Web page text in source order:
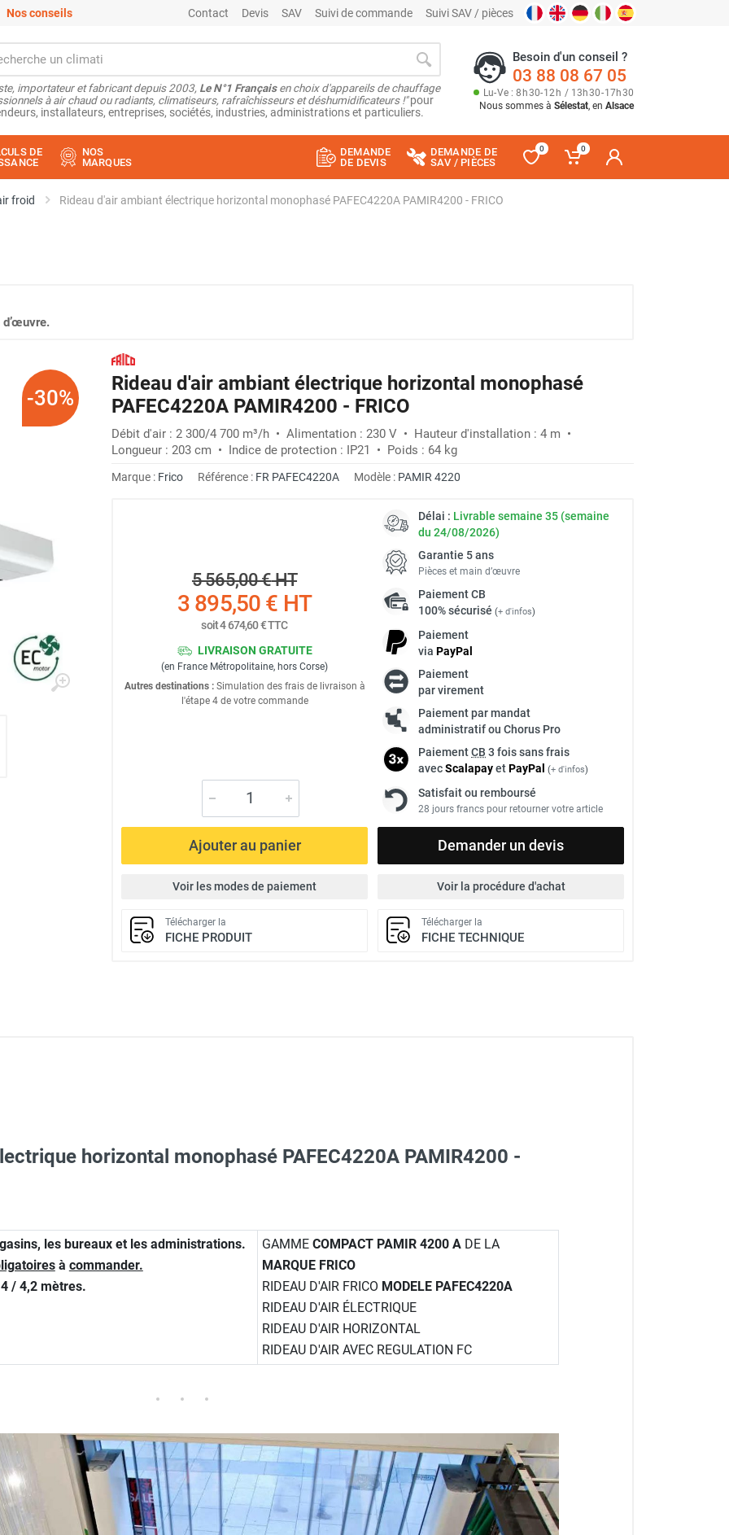
Nos conseils Contact Devis SAV Suivi de commande Suivi SAV / pièces
importateur et fabricant depuis 2003, Le N°1 Françaisen choix d'appareils de chauffage
à air chaud ou radiants, climatiseurs, rafraîchisseurs et déshumidificateurs !"pour
installateurs, entreprises, sociétés, industries, administrations et particuliers.
Besoin d'un conseil ?
03 88 08 67 05
Lu-Ve : 8h30-12h / 13h30-17h30
Nous sommes à Sélestat, en Alsace
DE
NOS
MARQUES
DEMANDE
DE DEVIS
DEMANDE DE
SAV / PIÈCES
0 0
froid Rideau d'air ambiant électrique horizontal monophasé PAFEC4220A PAMIR4200 - FRICO
-30% -30%
Rideau d'air ambiant électrique horizontal monophasé
PAFEC4220A PAMIR4200 - FRICO
Débit d'air : 2 300/4 700 m³/h • Alimentation : 230 V • Hauteur d'installation : 4 m •
Longueur : 203 cm • Indice de protection : IP21 • Poids : 64 kg
Marque : Frico Référence : FR PAFEC4220A Modèle : PAMIR 4220
5 565,00 €HT
3 895,50 € HT
soit4 674,60 €TTC
LIVRAISON GRATUITE
(en France Métropolitaine, hors Corse)
Autres destinations :Simulation des frais de livraison à
l'étape 4 de votre commande
Délai : Livrable semaine 35 (semaine
du 24/08/2026)
Garantie 5 ans
Pièces et main d’œuvre
PaiementCB
100% sécurisé (+ d'infos)
Paiement
via PayPal
Paiement
par virement
Paiement par mandat
administratif ou Chorus Pro
PaiementCB 3 fois sans frais
avecScalapayetPayPal (+ d'infos)
Satisfait ou remboursé
28 jours francs pour retourner votre article
Ajouter au panier Demander un devis
Voir les modes de paiement Voir la procédure d'achat
Télécharger la
FICHE PRODUIT
Télécharger la
FICHE TECHNIQUE
- PA34WS20 - FRICO
GTC - FCBA - FRICO
ou pour installation verticale - FRICO
pour tiges filetées - PA34VD20 - FRICO
tête réglable - HUSQVARNA
XL - HUSQVARNA
horizontal monophasé PAFEC4220A PAMIR4200 -
les bureaux et les administrations.
à commander.
/ 4,2 mètres.
GAMME COMPACT PAMIR 4200 A DE LA
MARQUE FRICO
RIDEAU D'AIR FRICO MODELE PAFEC4220A
RIDEAU D'AIR ÉLECTRIQUE
RIDEAU D'AIR HORIZONTAL
RIDEAU D'AIR AVEC REGULATION FC